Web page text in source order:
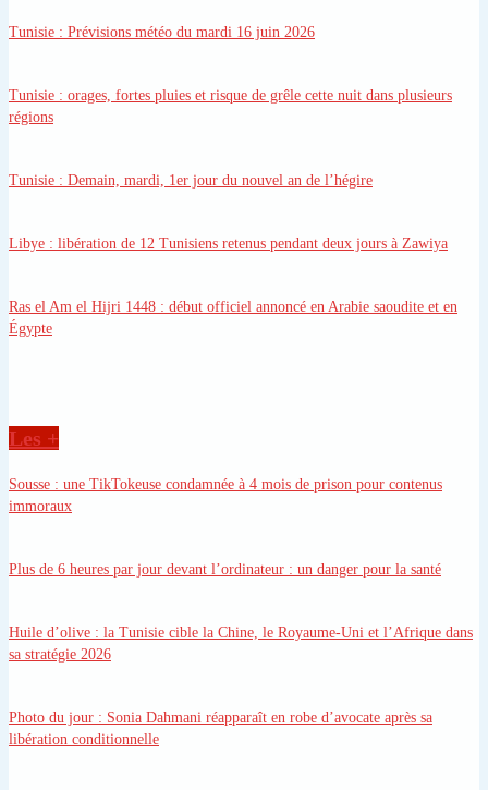
Tunisie : Prévisions météo du mardi 16 juin 2026
Tunisie : orages, fortes pluies et risque de grêle cette nuit dans plusieurs
régions
Tunisie : Demain, mardi, 1er jour du nouvel an de l’hégire
Libye : libération de 12 Tunisiens retenus pendant deux jours à Zawiya
Ras el Am el Hijri 1448 : début officiel annoncé en Arabie saoudite et en
Égypte
Les +
Sousse : une TikTokeuse condamnée à 4 mois de prison pour contenus
immoraux
Plus de 6 heures par jour devant l’ordinateur : un danger pour la santé
Huile d’olive : la Tunisie cible la Chine, le Royaume-Uni et l’Afrique dans
sa stratégie 2026
Photo du jour : Sonia Dahmani réapparaît en robe d’avocate après sa
libération conditionnelle